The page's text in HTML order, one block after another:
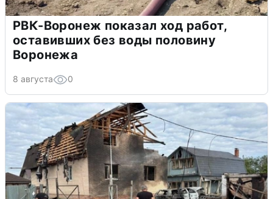
РВК-Воронеж показал ход работ,
оставивших без воды половину
Воронежа
8 августа 0